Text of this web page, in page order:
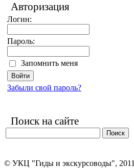
Авторизация
Логин:
Пароль:
Запомнить меня
Забыли свой пароль?
Поиск на сайте
© УКЦ "Гиды и экскурсоводы", 2011